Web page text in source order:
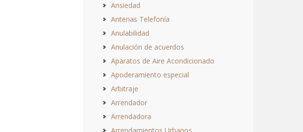
Ansiedad
Antenas Telefonía
Anulabilidad
Anulación de acuerdos
Aparatos de Aire Acondicionado
Apoderamiento especial
Arbitraje
Arrendador
Arrendadora